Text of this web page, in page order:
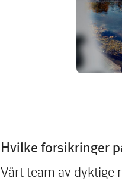
Hvilke forsikringer
Vårt team av dyktige